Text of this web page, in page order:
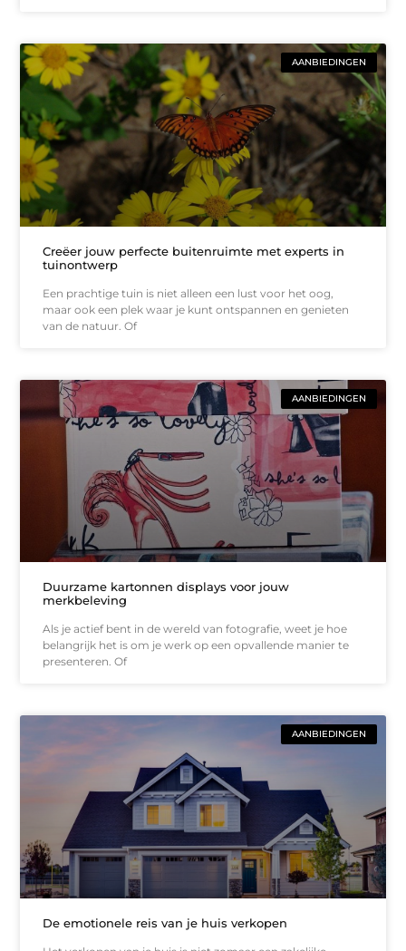
AANBIEDINGEN
Creëer jouw perfecte buitenruimte met experts in
tuinontwerp
Een prachtige tuin is niet alleen een lust voor het oog,
maar ook een plek waar je kunt ontspannen en genieten
van de natuur. Of
AANBIEDINGEN
Duurzame kartonnen displays voor jouw
merkbeleving
Als je actief bent in de wereld van fotografie, weet je hoe
belangrijk het is om je werk op een opvallende manier te
presenteren. Of
AANBIEDINGEN
De emotionele reis van je huis verkopen